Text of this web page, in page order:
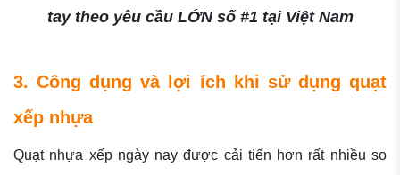
tay theo yêu cầu LỚN số #1 tại Việt Nam
3. Công dụng và lợi ích khi sử dụng quạt
xếp nhựa
Quạt nhựa xếp ngày nay được cải tiến hơn rất nhiều so